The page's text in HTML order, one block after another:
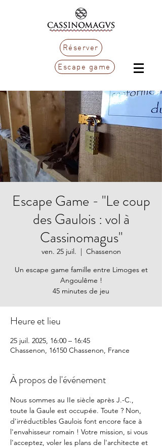
Réserver
Escape game
Escape Game - "Le coup
des Gaulois : vol à
Cassinomagus"
ven. 25 juil.
  |
Chassenon
Un escape game famille entre Limoges et
Angoulême !
45 minutes de jeu
Heure et lieu
25 juil. 2025, 16:00 – 16:45
Chassenon, 16150 Chassenon, France
À propos de l'événement
Nous sommes au IIe siècle après J.-C.,
toute la Gaule est occupée. Toute ? Non,
d'irréductibles Gaulois font encore face à
l'envahisseur romain ! Votre mission, si vous
l'acceptez, voler les plans de l'architecte et